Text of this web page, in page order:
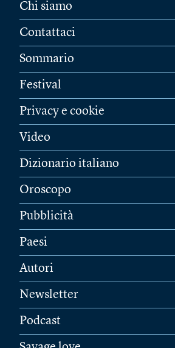
Chi siamo
Contattaci
Sommario
Festival
Privacy e cookie
Video
Dizionario italiano
Oroscopo
Pubblicità
Paesi
Autori
Newsletter
Podcast